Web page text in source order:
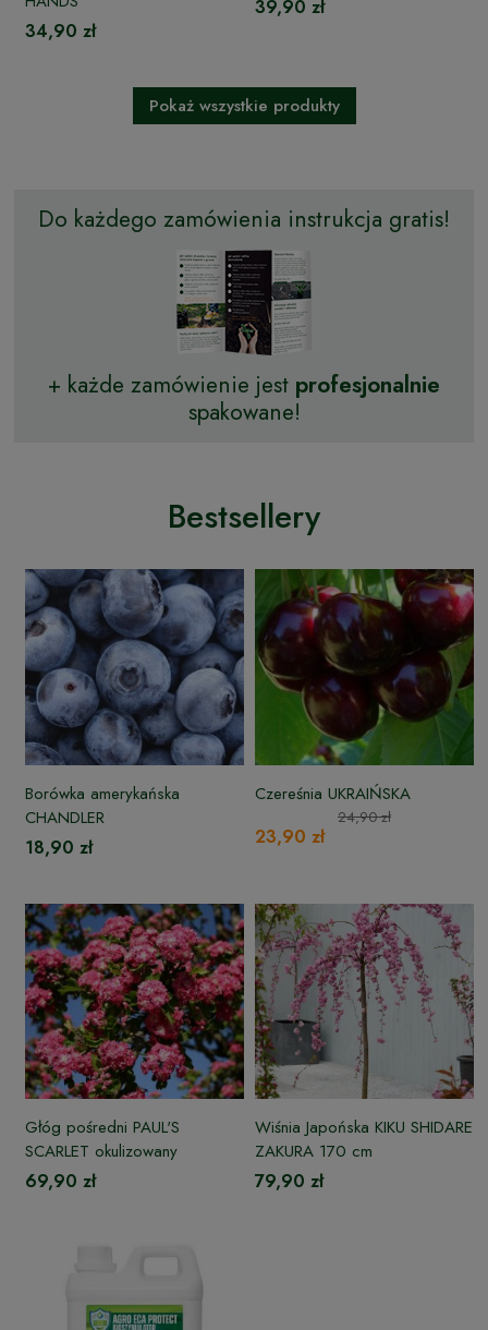
34,90 zł
39,90 zł
Pokaż wszystkie produkty
Do każdego zamówienia instrukcja gratis!
+ każde zamówienie jest profesjonalnie
spakowane!
Bestsellery
Borówka amerykańska
CHANDLER
18,90 zł
Czereśnia UKRAIŃSKA
24,90 zł
23,90 zł
Głóg pośredni PAUL'S
SCARLET okulizowany
69,90 zł
Wiśnia Japońska KIKU SHIDARE
ZAKURA 170 cm
79,90 zł